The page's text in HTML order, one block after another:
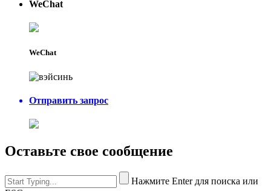
WeChat
WeChat
Отправить запрос
Оставьте свое сообщение
Нажмите Enter для поиска или